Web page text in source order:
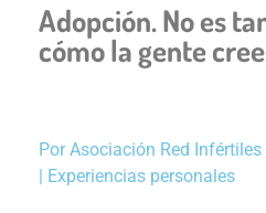
Adopción. No es
cómo la gente
PorAsociación Red Infértiles
Experiencias personales